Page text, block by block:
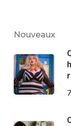
Nouveaux